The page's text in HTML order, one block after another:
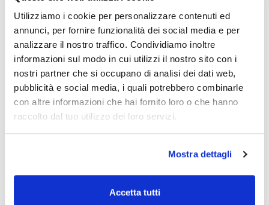
Utilizziamo i cookie per personalizzare contenuti ed
annunci, per fornire funzionalità dei social media e per
analizzare il nostro traffico. Condividiamo inoltre
informazioni sul modo in cui utilizzi il nostro sito con i
nostri partner che si occupano di analisi dei dati web,
pubblicità e social media, i quali potrebbero combinarle
con altre informazioni che hai fornito loro o che hanno
raccolto dal tuo utilizzo dei loro servizi.
Mostra dettagli
Accetta tutti
Capacità
x 25 g
Codice
AC12410025
Confezionamento
x 25 g :: Glass
bottle
Prezzo
Acquista
Disponibilità
scorte